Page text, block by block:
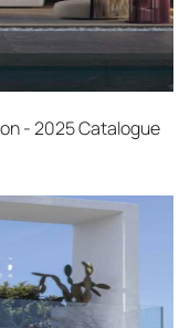
- 2025 Catalogue